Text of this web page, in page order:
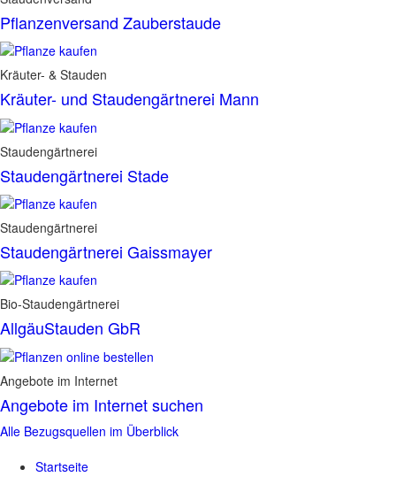
Pflanzenversand Zauberstaude
Kräuter- & Stauden
Kräuter- und Staudengärtnerei Mann
Staudengärtnerei
Staudengärtnerei Stade
Staudengärtnerei
Staudengärtnerei Gaissmayer
Bio-Staudengärtnerei
AllgäuStauden GbR
Angebote im Internet
Angebote im Internet suchen
Alle Bezugsquellen im Überblick
Startseite